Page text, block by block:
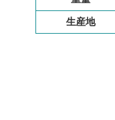
生産地